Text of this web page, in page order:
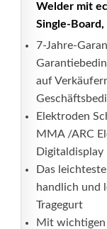
Welder mit
Single-
7-Jahre-
auf
Elektroden
MMA /ARC
Digitaldisplay
Das
handlich und
Tragegurt
Mit wichtigen